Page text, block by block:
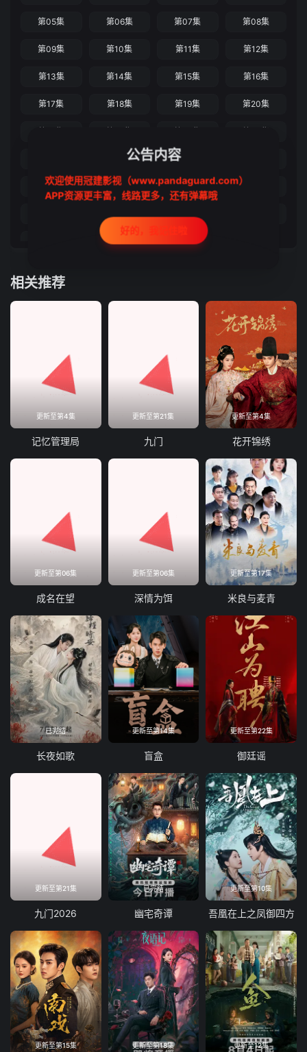
第05集 第06集 第07集 第08集
第09集 第10集 第11集 第12集
第13集 第14集 第15集 第16集
第17集 第18集 第19集 第20集
第26集 第27集
第29集 第30集 第31集 第32集
相关推荐
更新至第4集
记忆管理局
更新至第21集
九门
更新至第4集
花开锦绣
更新至第06集
成名在望
更新至第06集
深情为饵
更新至第17集
米良与麦青
已完结
长夜如歌
更新至第14集
盲盒
更新至第22集
御廷谣
更新至第21集
九门2026
已完结
幽宅奇谭
更新至第10集
吾凰在上之凤御四方
更新至第15集 更新至第18集 更新至12集
公告内容
欢迎使用冠建影视（www.pandaguard.com）
APP资源更丰富，线路更多，还有弹幕哦
好的，我记住啦